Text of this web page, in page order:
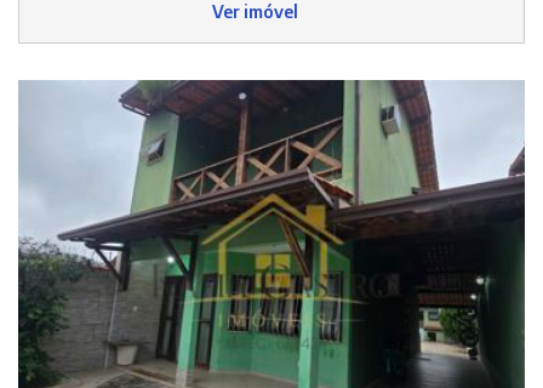
Ver imóvel